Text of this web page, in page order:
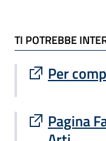
TI POTREBBE
TI POTREBBE
Per
Sito esterno
Pagina
Sito esterno